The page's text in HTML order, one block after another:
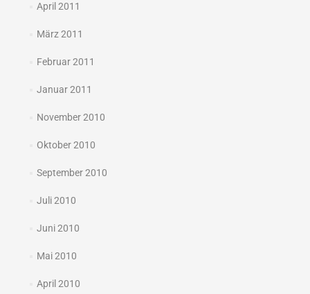
April 2011
März 2011
Februar 2011
Januar 2011
November 2010
Oktober 2010
September 2010
Juli 2010
Juni 2010
Mai 2010
April 2010